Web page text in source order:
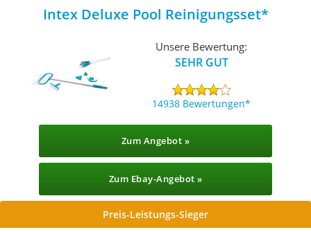
Intex Deluxe Pool Reinigungsset
Unsere Bewertung:
SEHR GUT
14938 Bewertungen
Zum Angebot »
Zum Ebay-Angebot »
Preis-Leistungs-Sieger